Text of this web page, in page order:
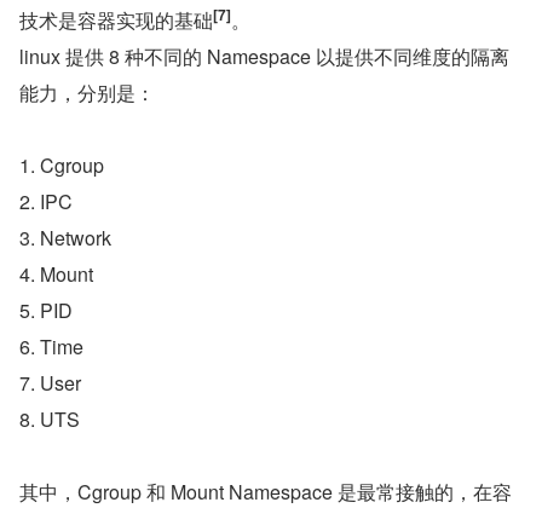
技术是容器实现的基础[7]。
linux 提供 8 种不同的 Namespace 以提供不同维度的隔离
能力，分别是：
1. Cgroup
2. IPC
3. Network
4. Mount
5. PID
6. Time
7. User
8. UTS
其中，Cgroup 和 Mount Namespace 是最常接触的，在容